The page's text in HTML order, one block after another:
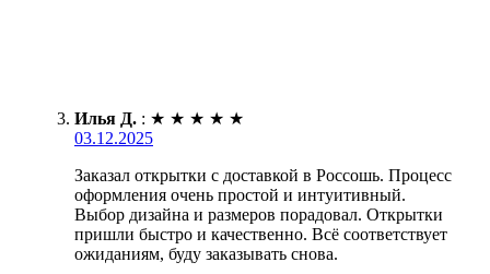
Илья Д. : ★ ★ ★ ★ ★
03.12.2025
Заказал открытки с доставкой в Россошь. Процесс
оформления очень простой и интуитивный.
Выбор дизайна и размеров порадовал. Открытки
пришли быстро и качественно. Всё соответствует
ожиданиям, буду заказывать снова.